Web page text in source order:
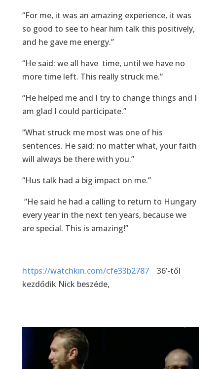
“For me, it was an amazing experience, it was
so good to see to hear him talk this positively,
and he gave me energy.”
“He said: we all have time, until we have no
more time left. This really struck me.”
“He helped me and I try to change things and I
am glad I could participate.”
“What struck me most was one of his
sentences. He said: no matter what, your faith
will always be there with you.”
“Hus talk had a big impact on me.”
“He said he had a calling to return to Hungary
every year in the next ten years, because we
are special. This is amazing!”
https://watchkin.com/cfe33b278736’-től
kezdődik Nick beszéde,